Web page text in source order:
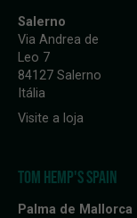
Salerno
Via Andrea de
Leo 7
84127 Salerno
Itália
Visite a loja
TOM HEMP'S SPAIN
Palma de Mallorca